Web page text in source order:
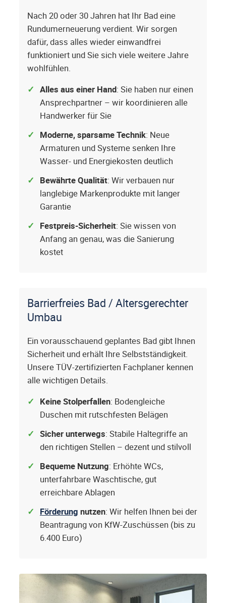
Nach 20 oder 30 Jahren hat Ihr Bad eine
Rundumerneuerung verdient. Wir sorgen
dafür, dass alles wieder einwandfrei
funktioniert und Sie sich viele weitere Jahre
wohlfühlen.
Alles aus einer Hand: Sie haben nur einen
Ansprechpartner – wir koordinieren alle
Handwerker für Sie
Moderne, sparsame Technik: Neue
Armaturen und Systeme senken Ihre
Wasser- und Energiekosten deutlich
Bewährte Qualität: Wir verbauen nur
langlebige Markenprodukte mit langer
Garantie
Festpreis-Sicherheit: Sie wissen von
Anfang an genau, was die Sanierung
kostet
Barrierfreies Bad / Altersgerechter
Umbau
Ein vorausschauend geplantes Bad gibt Ihnen
Sicherheit und erhält Ihre Selbstständigkeit.
Unsere TÜV-zertifizierten Fachplaner kennen
alle wichtigen Details.
Keine Stolperfallen: Bodengleiche
Duschen mit rutschfesten Belägen
Sicher unterwegs: Stabile Haltegriffe an
den richtigen Stellen – dezent und stilvoll
Bequeme Nutzung: Erhöhte WCs,
unterfahrbare Waschtische, gut
erreichbare Ablagen
Förderung nutzen: Wir helfen Ihnen bei der
Beantragung von KfW-Zuschüssen (bis zu
6.400 Euro)